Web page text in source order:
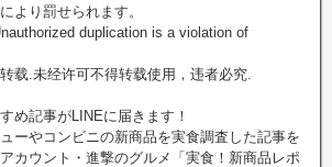
より罰せられます。
duplication is a violation of
载.未经许可不得转载使用，违者必究.
め記事がLINEに届きます！
ーやコンビニの新商品を実食調査した記事を
カウント・進撃のグルメ「実食！新商品レポ